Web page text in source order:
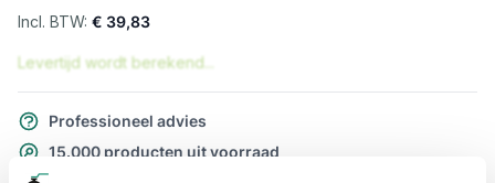
€ 39,83
Levertijd wordt berekend...
Professioneel advies
15.000 producten uit voorraad